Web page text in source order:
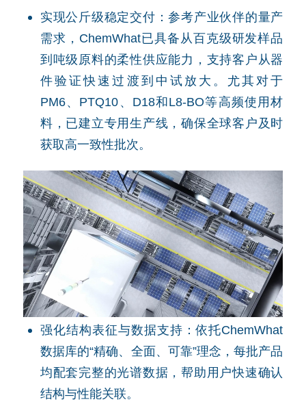
实现公斤级稳定交付：参考产业伙伴的量产
需求，ChemWhat已具备从百克级研发样品
到吨级原料的柔性供应能力，支持客户从器
件验证快速过渡到中试放大。尤其对于
PM6、PTQ10、D18和L8-BO等高频使用材
料，已建立专用生产线，确保全球客户及时
获取高一致性批次。
强化结构表征与数据支持：依托ChemWhat
数据库的“精确、全面、可靠”理念，每批产品
均配套完整的光谱数据，帮助用户快速确认
结构与性能关联。